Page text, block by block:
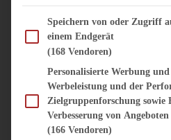
SÜSS
Im Folgenden finden Sie eine Liste der
Speichern von oder Zugriff
einem Endgerät
(168 Vendoren)
Personalisierte Werbung
Werbeleistung und der
Zielgruppenforschung
Verbesserung von Angeboten
(166 Vendoren)